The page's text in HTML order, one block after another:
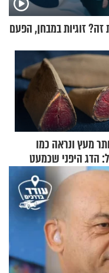
זוגיות במבחן, הפעם
מעץ ונראה כמו
הדג היפני שכמעט
לחתוך